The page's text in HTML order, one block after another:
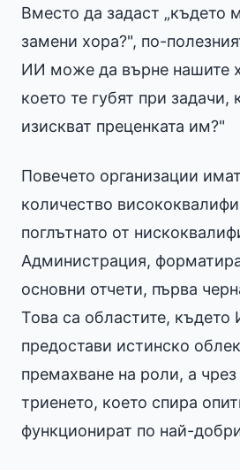
Вместо да задаст
замени хора?", по-
ИИ може да върне нашите
което те губят при задачи,
изискват преценката им?"
Повечето организации
количество
поглътнато от
Администрация,
основни отчети, първа
Това са областите,
предостави истинско
премахване на роли, а
триенето, което спира
функционират по най-